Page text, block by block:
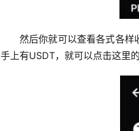
然后你就可以查看各式各样
手上有USDT，就可以点击这里的